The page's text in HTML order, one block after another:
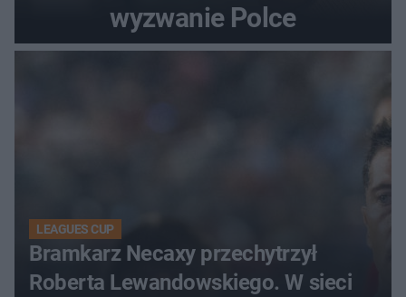
wyzwanie Polce
LEAGUES CUP
Bramkarz Necaxy przechytrzył
Roberta Lewandowskiego. W sieci